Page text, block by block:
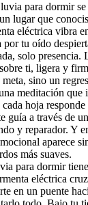
para dormir
lugar que
eléctrica vibra
tu oído
solo presencia.
ti, ligera y
sino un
meditación que
hoja
guía a través de
y reparador. Y
aparece
más suaves.
para dormir
eléctrica
en un puente